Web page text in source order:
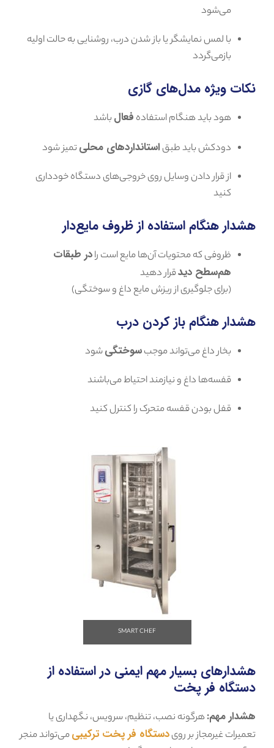
می‌شود
با لمس نمایشگر یا باز شدن درب، روشنایی به حالت اولیه
بازمی‌گردد
نکات ویژه مدل‌های گازی
هود باید هنگام استفاده فعال باشد
دودکش باید طبق استانداردهای محلیتمیز شود
از قرار دادن وسایل روی خروجی‌های دستگاه خودداری
کنید
هشدار هنگام استفاده از ظروف مایع‌دار
ظروفی که محتویات آن‌ها مایع است رادر طبقات
هم‌سطح دیدقرار دهید
(برای جلوگیری از ریزش مایع داغ و سوختگی)
هشدار هنگام باز کردن درب
بخار داغ می‌تواند موجبسوختگیشود
قفسه‌ها داغ و نیازمند احتیاط می‌باشند
قفل بودن قفسه متحرک را کنترل کنید
SMART CHEF
هشدارهای بسیار مهم ایمنی در استفاده از
دستگاه فر پخت
هشدار مهم:هرگونه نصب، تنظیم، سرویس، نگهداری یا
تعمیرات غیرمجاز بر رویدستگاه فر پخت ترکیبیمی‌تواند منجر